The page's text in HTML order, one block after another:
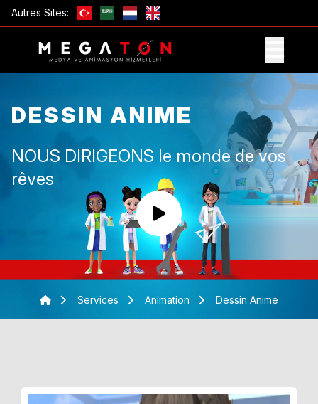
Autres Sites:
DESSIN ANIME
NOUS DIRIGEONS le monde de vos
rêves
Services Animation Dessin Anime